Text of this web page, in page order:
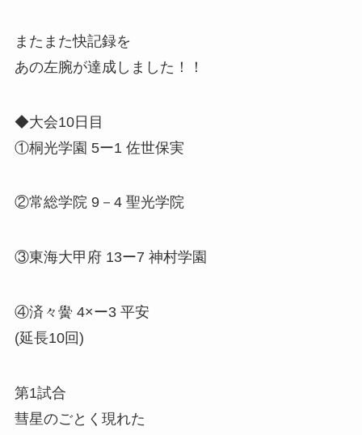
またまた快記録を
あの左腕が達成しました！！
◆大会10日目
①桐光学園 5ー1 佐世保実
②常総学院 9－4 聖光学院
③東海大甲府 13ー7 神村学園
④済々黌 4×ー3 平安
(延長10回)
第1試合
彗星のごとく現れた